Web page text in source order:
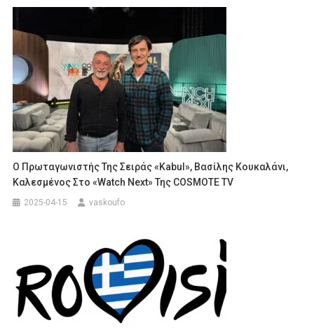
Ο Πρωταγωνιστής Της Σειράς «Kabul», Βασίλης Κουκαλάνι,
Καλεσμένος Στο «Watch Next» Της COSMOTE TV
2025-04-15 vaskoufo